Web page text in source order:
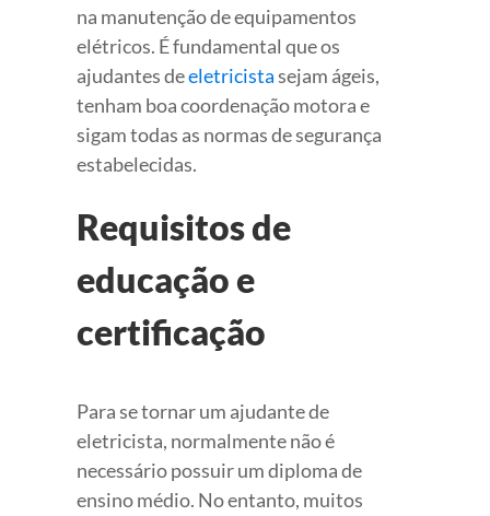
na manutenção de equipamentos
elétricos. É fundamental que os
ajudantes deeletricistasejam ágeis,
tenham boa coordenação motora e
sigam todas as normas de segurança
estabelecidas.
Requisitos de
educação e
certificação
Para se tornar um ajudante de
eletricista, normalmente não é
necessário possuir um diploma de
ensino médio. No entanto, muitos